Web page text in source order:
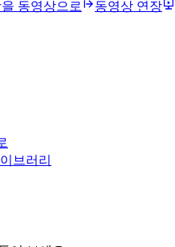
동영상으로 동영상 연장
브러리